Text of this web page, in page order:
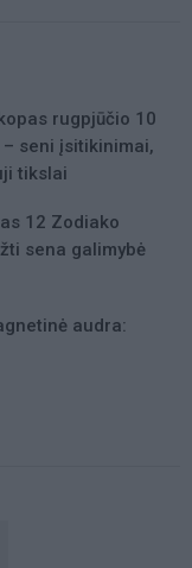
rugpjūčio 10
– seni įsitikinimai,
tikslai
12 Zodiako
sena galimybė
audra: